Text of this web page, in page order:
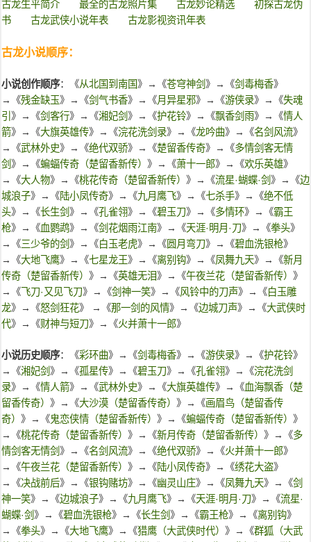
古龙生平简介 最全的古龙照片集 古龙妙论精选
初探古龙伪
书
古龙武侠小说年表 古龙影视资讯年表
古龙小说顺序：
小说创作顺序：《从北国到南国》→《苍穹神剑 》→《剑毒梅香》
→《残金缺玉》→《剑气书香》→《月异星邪》→《游侠录》→《失魂
引 》→《剑客行》→《湘妃剑 》→《护花铃》→《飘香剑雨》→《情人
箭》→《大旗英雄传》→《浣花洗剑录》→《龙吟曲》→《名剑风流》
→《武林外史》→《绝代双骄》→《楚留香传奇》→《多情剑客无情
剑 》→《蝙蝠传奇（楚留香新传） 》→《萧十一郎》→《欢乐英雄》
→《大人物》→《桃花传奇（楚留香新传） 》→《流星·蝴蝶·剑 》→《边
城浪子》→《陆小凤传奇》→《九月鹰飞》→《七杀手》→《绝不低
头》→《长生剑 》→《孔雀翎》→《碧玉刀》→《多情环》→《霸王
枪》→《血鹦鹉》→《剑花烟雨江南》→《天涯·明月·刀》→《拳头》
→《三少爷的剑 》→《白玉老虎》→《 圆月弯刀》→《碧血洗银枪》
→《大地飞鹰》→《七星龙王》→《离别钩》→《凤舞九天》→《新月
传奇（楚留香新传） 》→《英雄无泪》→《午夜兰花（楚留香新传） 》
→《飞刀·又见飞刀》→《剑神一笑》→《风铃中的刀声》→《白玉雕
龙》→《怒剑狂花》 →《那一剑的风情》→《边城刀声》→《大武侠时
代》→《财神与短刀》→《火并萧十一郎》
小说历史顺序：《彩环曲》→《剑毒梅香》→《游侠录》→《护花铃》
→《湘妃剑 》→《孤星传》→《碧玉刀》→《孔雀翎》→《浣花洗剑
录》→《情人箭》→《武林外史》→《大旗英雄传》→《血海飘香（楚
留香传奇） 》→《大沙漠（楚留香传奇） 》→《画眉鸟（楚留香传
奇） 》→《鬼恋侠情（楚留香新传） 》→《蝙蝠传奇（楚留香新传） 》
→《桃花传奇（楚留香新传） 》→《新月传奇（楚留香新传） 》→《多
情剑客无情剑 》→《名剑风流》→《绝代双骄》→《火并萧十一郎》
→《午夜兰花（楚留香新传） 》→《陆小凤传奇》→《绣花大盗》
→《决战前后》→《银钩赌坊》→《幽灵山庄》→《凤舞九天》→《剑
神一笑》→《边城浪子》→《九月鹰飞》→《天涯·明月·刀》→《流星·
蝴蝶·剑 》→《碧血洗银枪》→《长生剑 》→《霸王枪》→《离别钩》
→《拳头》→《大地飞鹰》→《猎鹰（大武侠时代） 》→《群狐（大武